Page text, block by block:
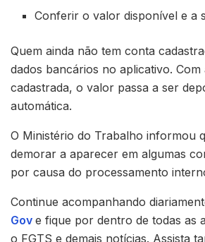
Conferir o valor disponível e a
Quem ainda não tem conta
dados bancários no aplicativo. Com
cadastrada, o valor passa a ser
automática.
O Ministério do Trabalho informou
demorar a aparecer em algumas
por causa do processamento
Continue acompanhando
Gov e fique por dentro de todas as
o FGTS e demais notícias. Assista